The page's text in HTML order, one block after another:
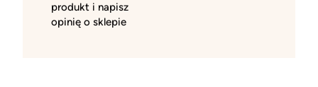
produkt i napisz
opinię o sklepie